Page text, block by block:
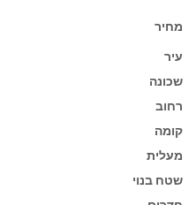
מחיר
עיר
שכונה
רחוב
קומה
מעלית
שטח בנוי